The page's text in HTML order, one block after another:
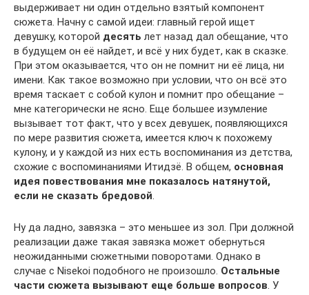
выдерживает ни один отдельно взятый компонент
сюжета. Начну с самой идеи: главный герой ищет
девушку, которой десять лет назад дал обещание, что
в будущем он её найдет, и всё у них будет, как в сказке.
При этом оказывается, что он не помнит ни её лица, ни
имени. Как такое возможно при условии, что он всё это
время таскает с собой кулон и помнит про обещание –
мне категорически не ясно. Еще большее изумление
вызывает тот факт, что у всех девушек, появляющихся
по мере развития сюжета, имеется ключ к похожему
кулону, и у каждой из них есть воспоминания из детства,
схожие с воспоминаниями Итидзё. В общем, основная
идея повествования мне показалось натянутой,
если не сказать бредовой.
Ну да ладно, завязка – это меньшее из зол. При должной
реализации даже такая завязка может обернуться
неожиданными сюжетными поворотами. Однако в
случае с Nisekoi подобного не произошло. Остальные
части сюжета вызывают еще больше вопросов. У